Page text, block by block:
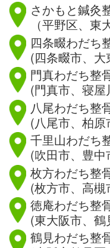
さかもと鍼灸
（平野区、東
四条畷わだち
(四条畷市、
門真わだち整
(門真市、寝
八尾わだち整
(八尾市、柏原
千里山わだち
(吹田市、豊中
枚方わだち整
(枚方市、高槻
徳庵わだち整
(東大阪市、
鶴見わだち整